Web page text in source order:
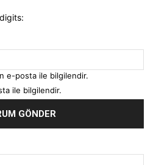
e-posta ile bilgilendir.
ile bilgilendir.